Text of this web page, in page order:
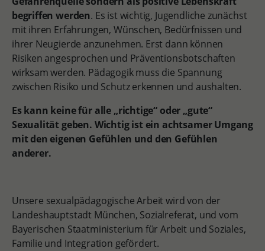
begriffen werden. Es ist wichtig, Jugendliche zunächst
mit ihren Erfahrungen, Wünschen, Bedürfnissen und
ihrer Neugierde anzunehmen. Erst dann können
Risiken angesprochen und Präventionsbotschaften
wirksam werden. Pädagogik muss die Spannung
zwischen Risiko und Schutz erkennen und aushalten.
Es kann keine für alle „richtige“ oder „gute“
Sexualität geben. Wichtig ist ein achtsamer Umgang
mit den eigenen Gefühlen und den Gefühlen
anderer.
Unsere sexualpädagogische Arbeit wird von der
Landeshauptstadt München, Sozialreferat, und vom
Bayerischen Staatministerium für Arbeit und Soziales,
Familie und Integration gefördert.